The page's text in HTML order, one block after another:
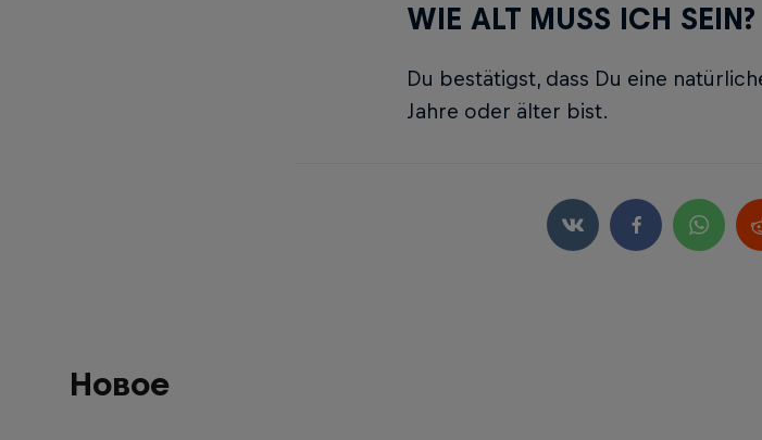
WIE ALT MUSS ICH SEIN?
Du bestätigst, dass Du eine
Jahre oder älter bist.
Новое